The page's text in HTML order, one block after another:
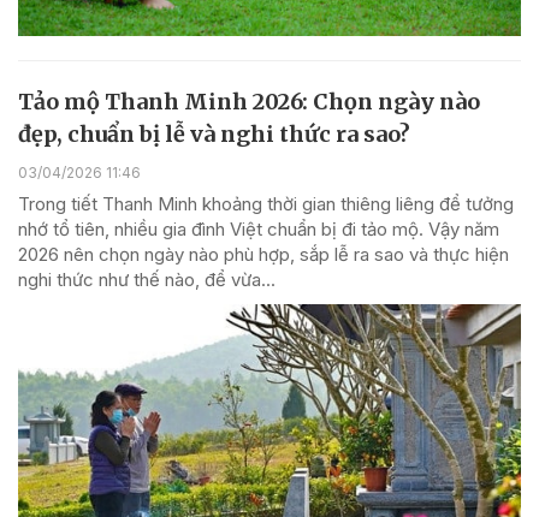
Tảo mộ Thanh Minh 2026: Chọn ngày nào
đẹp, chuẩn bị lễ và nghi thức ra sao?
03/04/2026 11:46
Trong tiết Thanh Minh khoảng thời gian thiêng liêng để tưởng
nhớ tổ tiên, nhiều gia đình Việt chuẩn bị đi tảo mộ. Vậy năm
2026 nên chọn ngày nào phù hợp, sắp lễ ra sao và thực hiện
nghi thức như thế nào, để vừa...